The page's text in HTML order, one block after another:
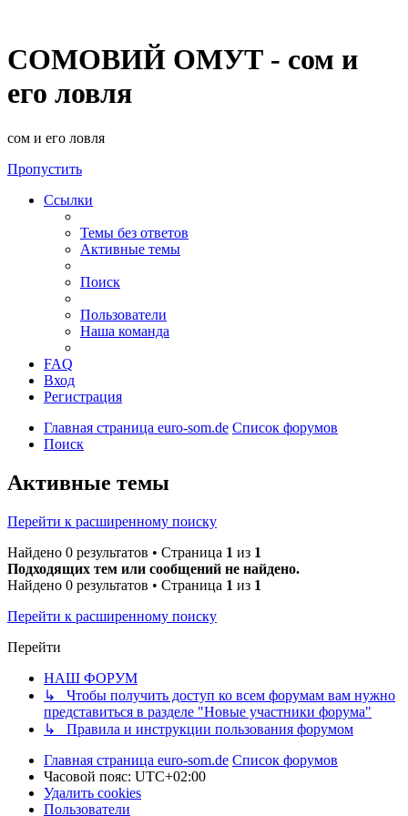
СОМОВИЙ ОМУТ - сом и
его ловля
сом и его ловля
Пропустить
Ссылки
Темы без ответов
Активные темы
Поиск
Пользователи
Наша команда
FAQ
Вход
Регистрация
Главная страница euro-som.de Список форумов
Поиск
Активные темы
Перейти к расширенному поиску
Найдено 0 результатов • Страница 1 из 1
Подходящих тем или сообщений не найдено.
Найдено 0 результатов • Страница 1 из 1
Перейти к расширенному поиску
Перейти
НАШ ФОРУМ
↳ Чтобы получить доступ ко всем форумам вам нужно
представиться в разделе "Новые участники форума"
↳ Правила и инструкции пользования форумом
Главная страница euro-som.de Список форумов
Часовой пояс: UTC+02:00
Удалить cookies
Пользователи